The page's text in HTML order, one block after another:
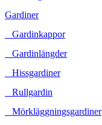
Gardiner
Gardinkappor
Gardinlängder
Hissgardiner
Rullgardin
Mörkläggningsgardiner